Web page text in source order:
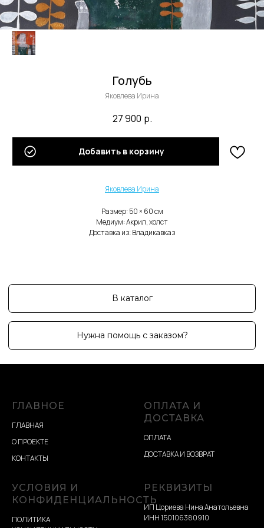
Голубь
Яковлева Ирина
27 900 р.
Добавить в корзину
Яковлева Ирина
Размер: 50 × 60 cм
Медиум: Акрил, холст
Доставка из: Владикавказ
В каталог
Нужна помощь с заказом?
ГЛАВНОЕ
ГЛАВНАЯ
О ПРОЕКТЕ
КОНТАКТЫ
ОПЛАТА И
ДОСТАВКА
ОПЛАТА
ДОСТАВКА И ВОЗВРАТ
УСЛОВИЯ И
КОНФИДЕНЦИАЛЬНОСТЬ
ПОЛИТИКА
РЕКВИЗИТЫ
ИП Цориева Нина Анатольевна
ИНН 150106380910